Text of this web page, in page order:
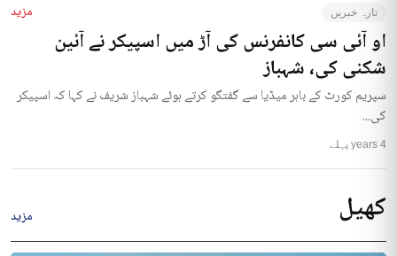
تازہ خبریں مزید
او آئی سی کانفرنس کی آڑ میں اسپیکر نے آئین
شکنی کی، شہباز
سپریم کورٹ کے باہر میڈیا سے گفتگو کرتے ہوئے شہباز شریف نے کہا کہ اسپیکر
کی...
4 years پہلے
کھیل مزید